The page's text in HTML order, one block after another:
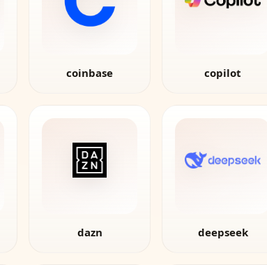
coinbase copilot
dazn deepseek